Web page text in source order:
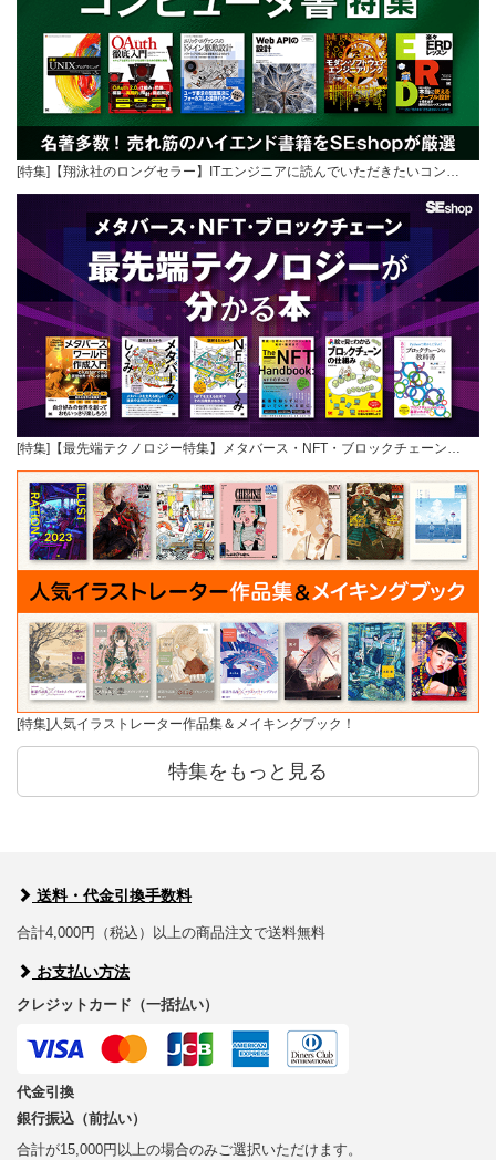
[特集]【翔泳社のロングセラー】ITエンジニアに読んでいただきたいコン…
[特集]【最先端テクノロジー特集】メタバース・NFT・ブロックチェーン…
[特集]人気イラストレーター作品集＆メイキングブック！
特集をもっと見る
送料・代金引換手数料
合計4,000円（税込）以上の商品注文で送料無料
お支払い方法
クレジットカード（一括払い）
代金引換
銀行振込（前払い）
合計が15,000円以上の場合のみご選択いただけます。